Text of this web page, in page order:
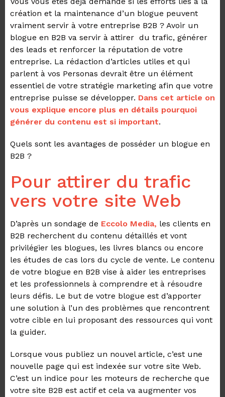
création et la maintenance d’un blogue peuvent
vraiment servir à votre entreprise B2B ? Avoir un
blogue en B2B va servir à attirer du trafic, générer
des leads et renforcer la réputation de votre
entreprise. La rédaction d’articles utiles et qui
parlent à vos Personas devrait être un élément
essentiel de votre stratégie marketing afin que votre
entreprise puisse se développer. Dans cet article on
vous explique encore plus en détails pourquoi
générer du contenu est si important.
Quels sont les avantages de posséder un blogue en
B2B ?
Pour attirer du trafic
vers votre site Web
D’après un sondage de Eccolo Media, les clients en
B2B recherchent du contenu détaillés et vont
privilégier les blogues, les livres blancs ou encore
les études de cas lors du cycle de vente. Le contenu
de votre blogue en B2B vise à aider les entreprises
et les professionnels à comprendre et à résoudre
leurs défis. Le but de votre blogue est d’apporter
une solution à l’un des problèmes que rencontrent
votre cible en lui proposant des ressources qui vont
la guider.
Lorsque vous publiez un nouvel article, c’est une
nouvelle page qui est indexée sur votre site Web.
C’est un indice pour les moteurs de recherche que
votre site B2B est actif et cela va augmenter vos